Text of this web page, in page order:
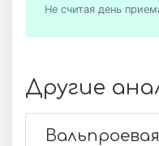
Не считая день
Другие